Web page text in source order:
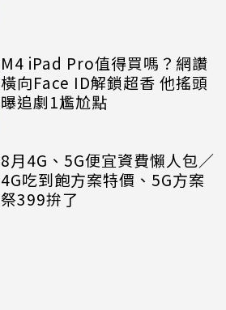
M4 iPad Pro值得買嗎？網讚
橫向Face ID解鎖超香 他搖頭
曝追劇1尷尬點
8月4G、5G便宜資費懶人包／
4G吃到飽方案特價、5G方案
祭399拚了